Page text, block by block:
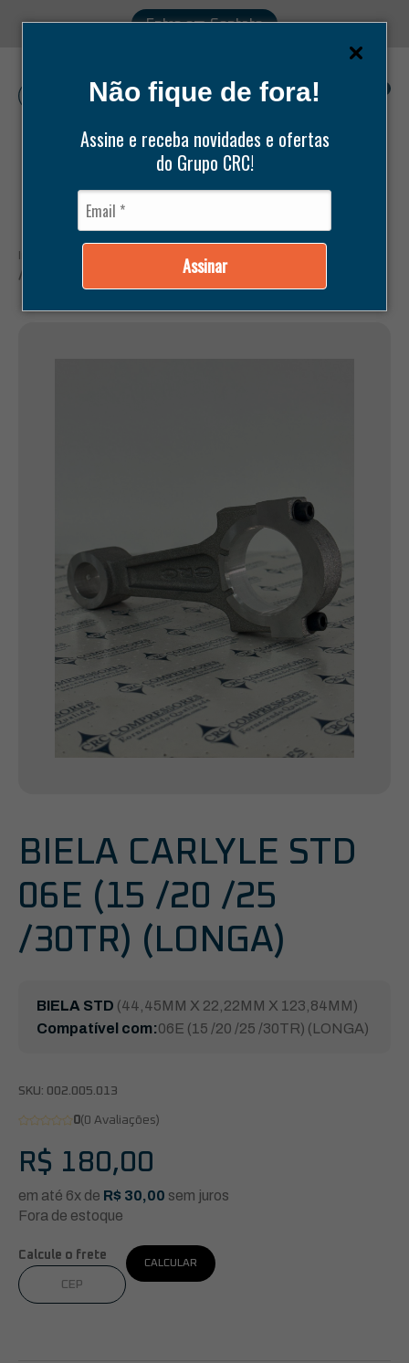
Não fique de fora!
Assine e receba novidades e ofertas
do Grupo CRC!
Assinar
Entre em Contato
Carlyle /
/20 /25 /30TR) (LONGA)
BIELA CARLYLE STD
06E (15 /20 /25
/30TR) (LONGA)
BIELA STD (44,45MM X 22,22MM X 123,84MM)
Compatível com:06E (15 /20 /25 /30TR) (LONGA)
SKU: 002.005.013
0(0 Avaliações)
R$ 180,00
em até 6x de R$ 30,00 sem juros
Fora de estoque
Calcule o frete
CALCULAR